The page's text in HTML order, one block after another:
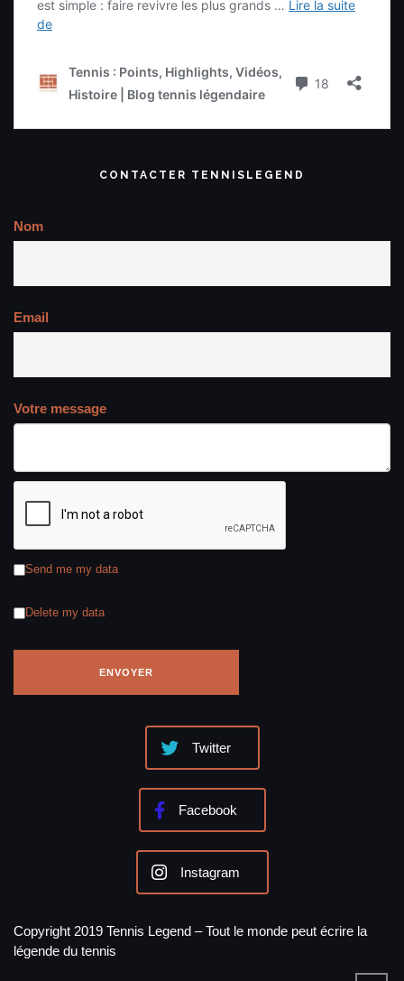
CONTACTER TENNISLEGEND
Nom
Email
Votre message
Send me my data
Delete my data
Twitter
Facebook
Instagram
Copyright 2019 Tennis Legend – Tout le monde peut écrire la
légende du tennis